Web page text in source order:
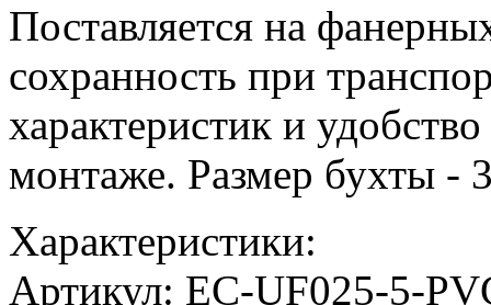
Поставляется на
сохранность при
характеристик и
монтаже. Размер бухты -
Характеристики:
Артикул: EC-UF025-5-